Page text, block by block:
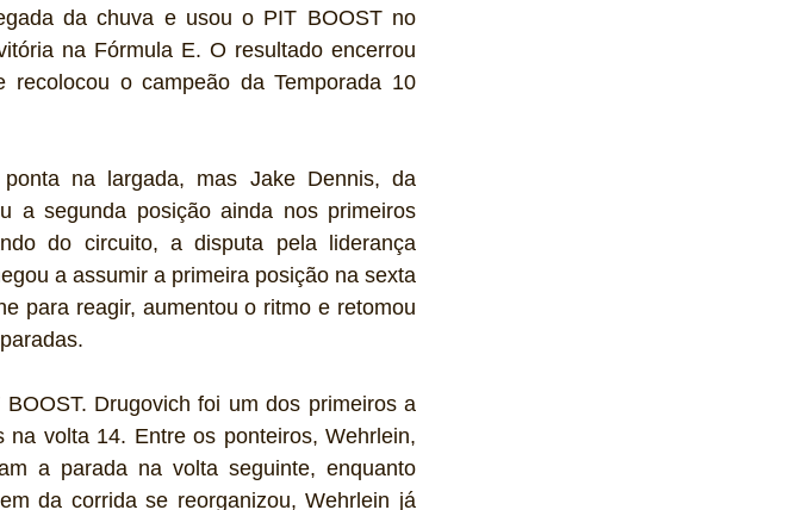
da chuva e usou o PIT BOOST no
na Fórmula E. O resultado encerrou
o campeão da Temporada 10
na largada, mas Jake Dennis, da
a segunda posição ainda nos primeiros
do circuito, a disputa pela liderança
a assumir a primeira posição na sexta
para reagir, aumentou o ritmo e retomou
Drugovich foi um dos primeiros a
volta 14. Entre os ponteiros, Wehrlein,
a parada na volta seguinte, enquanto
da corrida se reorganizou, Wehrlein já